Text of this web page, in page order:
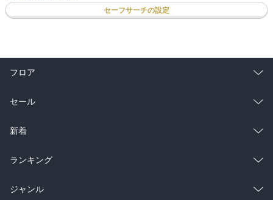
セーフサーチの設定
フロア
総合
ラノベ
雑誌・グラビア
BL・TL
セール
総合
ラノベ
雑誌・グラビア
新着
総合
ラノベ
ランキング
総合
ジャンル